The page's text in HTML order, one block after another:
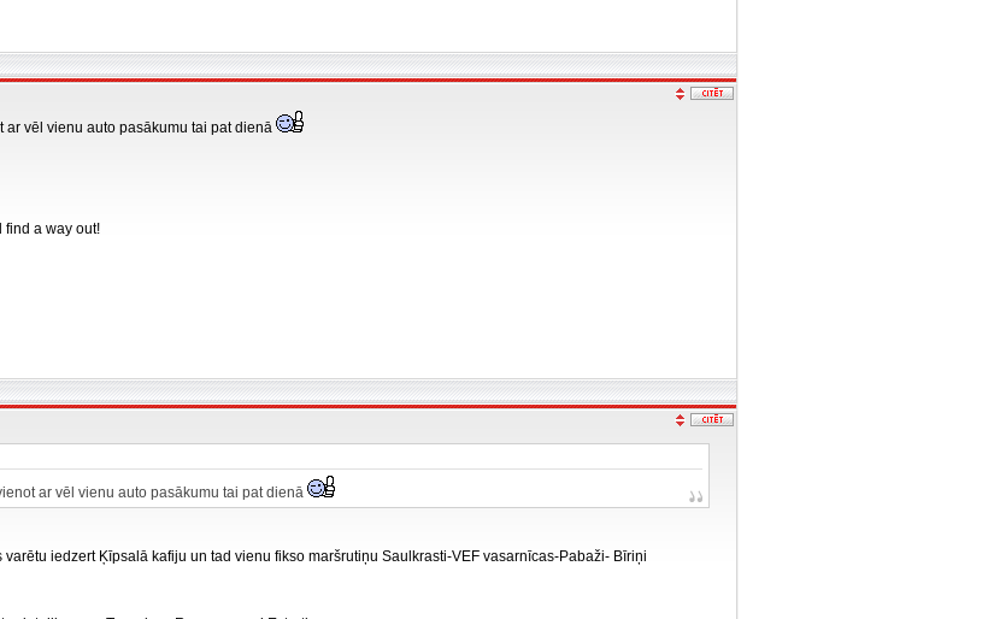
ar vēl vienu auto pasākumu tai pat dienā
find a way out!
ar vēl vienu auto pasākumu tai pat dienā
iedzert Ķīpsalā kafiju un tad vienu fikso maršrutiņu Saulkrasti-VEF vasarnīcas-Pabaži- Bīriņi